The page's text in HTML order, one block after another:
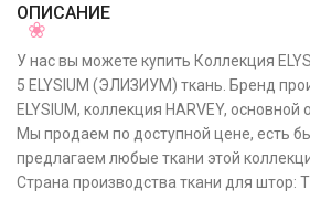
ОПИСАНИЕ
У нас вы можете купить Коллекция
5 ELYSIUM (ЭЛИЗИУМ) ткань. Бренд
ELYSIUM, коллекция HARVEY, основной
Мы продаем по доступной цене, есть
предлагаем любые ткани этой
Страна производства ткани для штор: